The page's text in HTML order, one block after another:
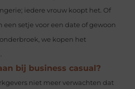
iedere vrouw koopt het. Of
een setje voor een date of gewoon
we kopen het
bij business casual?
niet meer verwachten dat